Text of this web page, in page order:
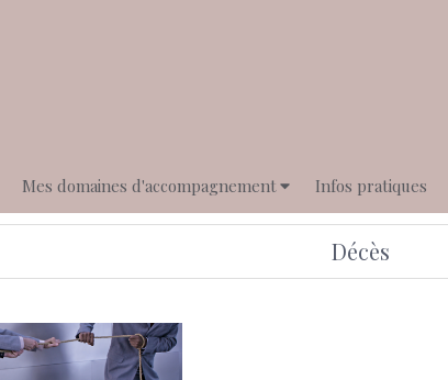
Mes domaines d'accompagnement Infos pratiques
Décès